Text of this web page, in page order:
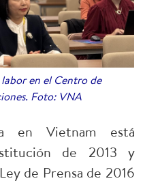
en el Centro de
Foto: VNA
en Vietnam está
de 2013 y
de Prensa de 2016